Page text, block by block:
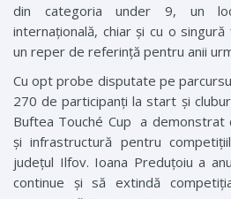
din categoria under 9, un
internațională, chiar și cu o
un reper de referință pentru anii
Cu opt probe disputate pe
270 de participanți la start și
Buftea Touché Cup a
și infrastructură pentru
județul Ilfov. Ioana Preduțoiu a
continue și să extindă